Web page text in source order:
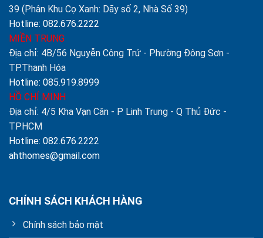
39 (Phân Khu Cọ Xanh: Dãy số 2, Nhà Số 39)
Hotline: 082.676.2222
MIỀN TRUNG
Địa chỉ: 4B/56 Nguyễn Công Trứ - Phường Đông Sơn -
TP.Thanh Hóa
Hotline: 085.919.8999
HỒ CHÍ MINH
Địa chỉ: 4/5 Kha Vạn Cân - P Linh Trung - Q Thủ Đức -
TPHCM
Hotline: 082.676.2222
ahthomes@gmail.com
CHÍNH SÁCH KHÁCH HÀNG
Chính sách bảo mật